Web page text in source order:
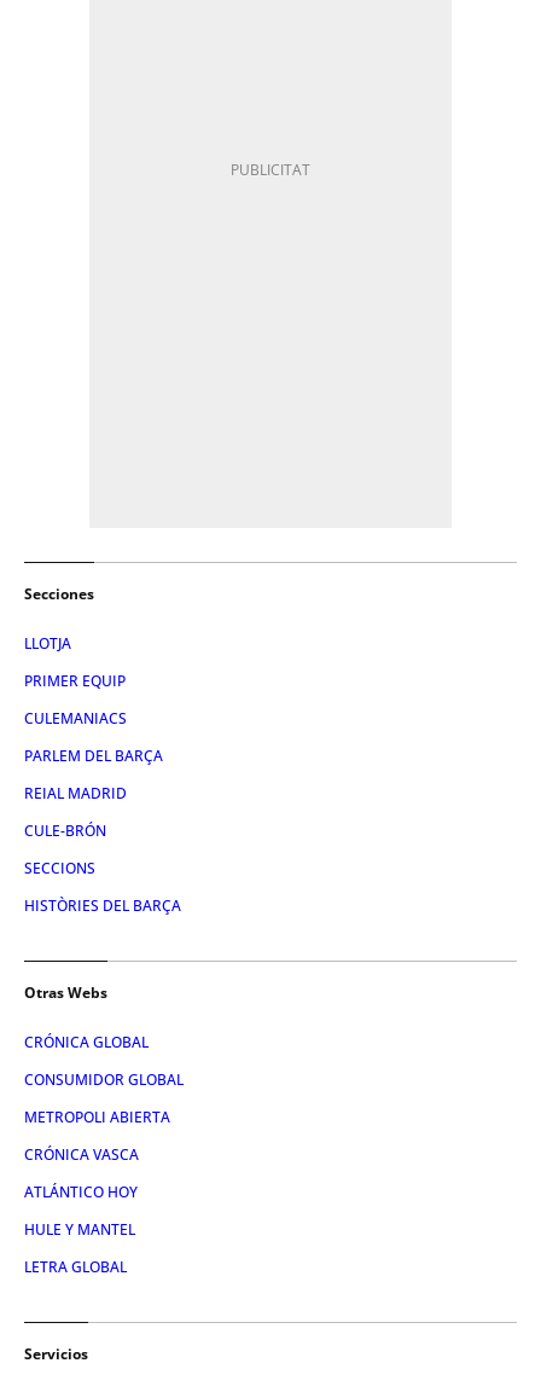
Secciones
LLOTJA
PRIMER EQUIP
CULEMANIACS
PARLEM DEL BARÇA
REIAL MADRID
CULE-BRÓN
SECCIONS
HISTÒRIES DEL BARÇA
Otras Webs
CRÓNICA GLOBAL
CONSUMIDOR GLOBAL
METROPOLI ABIERTA
CRÓNICA VASCA
ATLÁNTICO HOY
HULE Y MANTEL
LETRA GLOBAL
Servicios